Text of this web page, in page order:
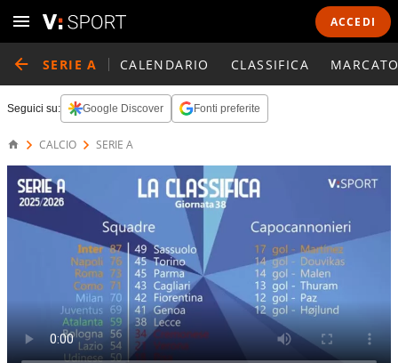
ACCEDI
SERIE A CALENDARIO CLASSIFICA
Seguici su: Google Discover Fonti preferite
CALCIO SERIE A